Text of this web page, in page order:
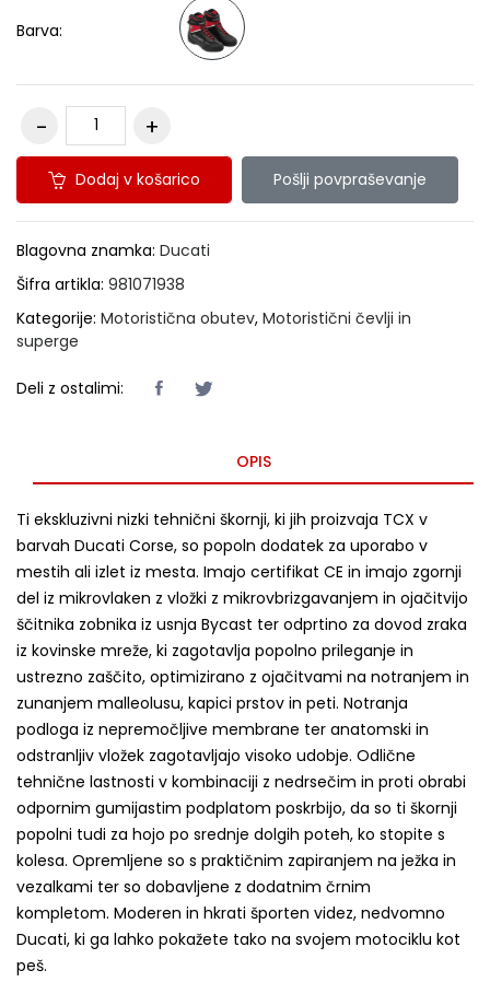
Barva:
Dodaj v košarico Pošlji povpraševanje
Blagovna znamka: Ducati
Šifra artikla: 981071938
Kategorije: Motoristična obutev, Motoristični čevlji in
superge
Deli z ostalimi:
OPIS
Ti ekskluzivni nizki tehnični škornji, ki jih proizvaja TCX v
barvah Ducati Corse, so popoln dodatek za uporabo v
mestih ali izlet iz mesta. Imajo certifikat CE in imajo zgornji
del iz mikrovlaken z vložki z mikrovbrizgavanjem in ojačitvijo
ščitnika zobnika iz usnja Bycast ter odprtino za dovod zraka
iz kovinske mreže, ki zagotavlja popolno prileganje in
ustrezno zaščito, optimizirano z ojačitvami na notranjem in
zunanjem malleolusu, kapici prstov in peti. Notranja
podloga iz nepremočljive membrane ter anatomski in
odstranljiv vložek zagotavljajo visoko udobje. Odlične
tehnične lastnosti v kombinaciji z nedrsečim in proti obrabi
odpornim gumijastim podplatom poskrbijo, da so ti škornji
popolni tudi za hojo po srednje dolgih poteh, ko stopite s
kolesa. Opremljene so s praktičnim zapiranjem na ježka in
vezalkami ter so dobavljene z dodatnim črnim
kompletom. Moderen in hkrati športen videz, nedvomno
Ducati, ki ga lahko pokažete tako na svojem motociklu kot
peš.